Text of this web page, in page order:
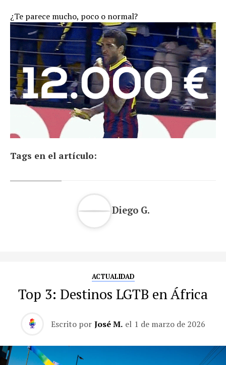
¿Te parece mucho, poco o normal?
Tags en el artículo:
Diego G.
ACTUALIDAD
Top 3: Destinos LGTB en África
Escrito por José M. el 1 de marzo de 2026